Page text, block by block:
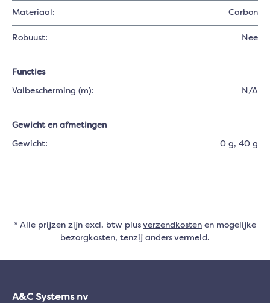
Materiaal: Carbon
Robuust: Nee
Functies
Valbescherming (m): N/A
Gewicht en afmetingen
Gewicht: 0 g, 40 g
* Alle prijzen zijn excl. btw plus verzendkosten en mogelijke
bezorgkosten, tenzij anders vermeld.
A&C Systems nv